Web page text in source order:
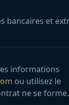
bancaires et
informations
ou utilisez le
ne se forme.